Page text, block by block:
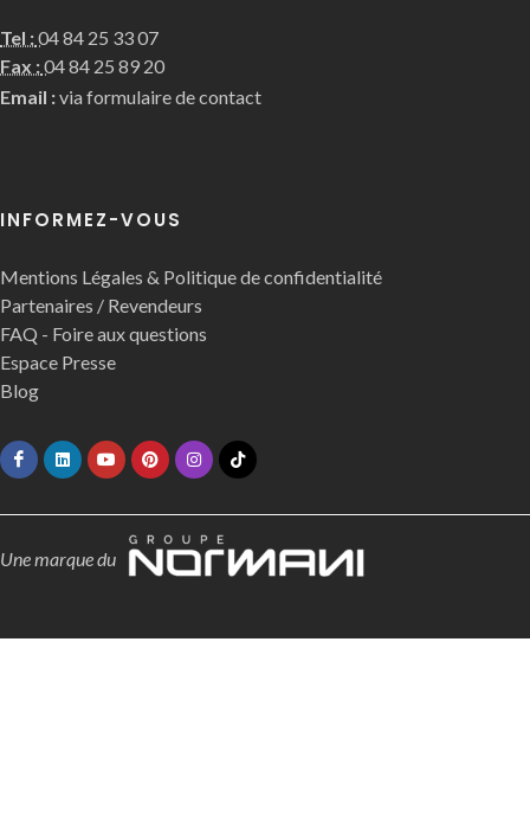
Tel :04 84 25 33 07
Fax :04 84 25 89 20
Email :via formulaire de contact
INFORMEZ-VOUS
Mentions Légales & Politique de confidentialité
Partenaires / Revendeurs
FAQ - Foire aux questions
Espace Presse
Blog
Une marque du